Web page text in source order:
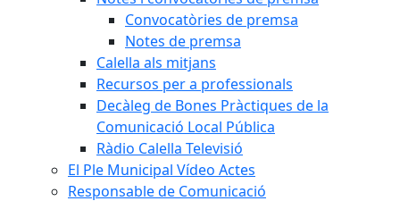
Convocatòries de premsa
Notes de premsa
Calella als mitjans
Recursos per a professionals
Decàleg de Bones Pràctiques de la
Comunicació Local Pública
Ràdio Calella Televisió
El Ple Municipal Vídeo Actes
Responsable de Comunicació